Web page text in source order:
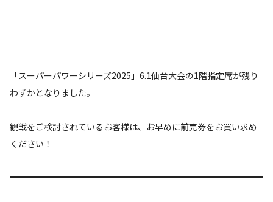
「スーパーパワーシリーズ2025」6.1仙台大会の1階指定席が残り
わずかとなりました。
観戦をご検討されているお客様は、お早めに前売券をお買い求め
ください！